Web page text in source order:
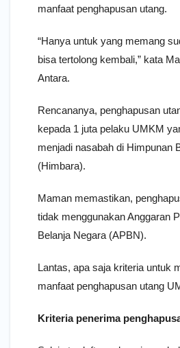
manfaat penghapusan utang.
“Hanya untuk yang memang
bisa tertolong kembali,” kata
Antara.
Rencananya, penghapusan
kepada 1 juta pelaku UMKM
menjadi nasabah di Himpunan
(Himbara).
Maman memastikan,
tidak menggunakan Anggaran
Belanja Negara (APBN).
Lantas, apa saja kriteria untuk
manfaat penghapusan utang
Kriteria penerima